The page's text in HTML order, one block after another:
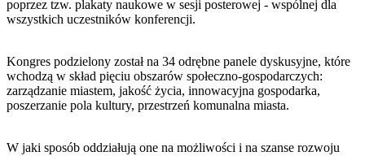
poprzez tzw. plakaty naukowe w sesji posterowej - wspólnej dla
wszystkich uczestników konferencji.
Kongres podzielony został na 34 odrębne panele dyskusyjne, które
wchodzą w skład pięciu obszarów społeczno-gospodarczych:
zarządzanie miastem, jakość życia, innowacyjna gospodarka,
poszerzanie pola kultury, przestrzeń komunalna miasta.
W jaki sposób oddziałują one na możliwości i na szanse rozwoju